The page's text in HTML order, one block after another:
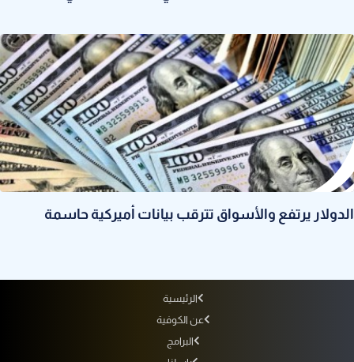
الدولار يرتفع والأسواق تترقب بيانات أميركية حاسمة
الرئيسية
عن الكوفية
البرامج